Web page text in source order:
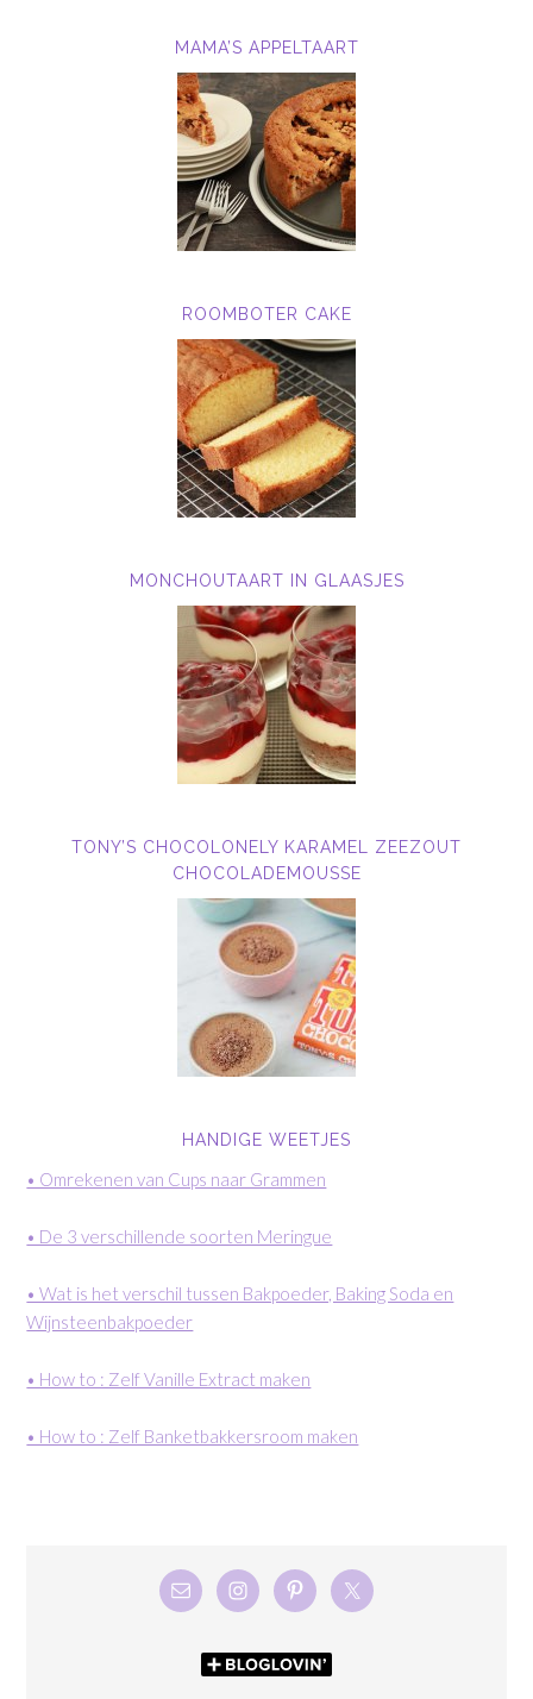
MAMA’S APPELTAART
ROOMBOTER CAKE
MONCHOUTAART IN GLAASJES
TONY’S CHOCOLONELY KARAMEL ZEEZOUT
CHOCOLADEMOUSSE
HANDIGE WEETJES
• Omrekenen van Cups naar Grammen
• De 3 verschillende soorten Meringue
• Wat is het verschil tussen Bakpoeder, Baking Soda en
Wijnsteenbakpoeder
• How to : Zelf Vanille Extract maken
• How to : Zelf Banketbakkersroom maken